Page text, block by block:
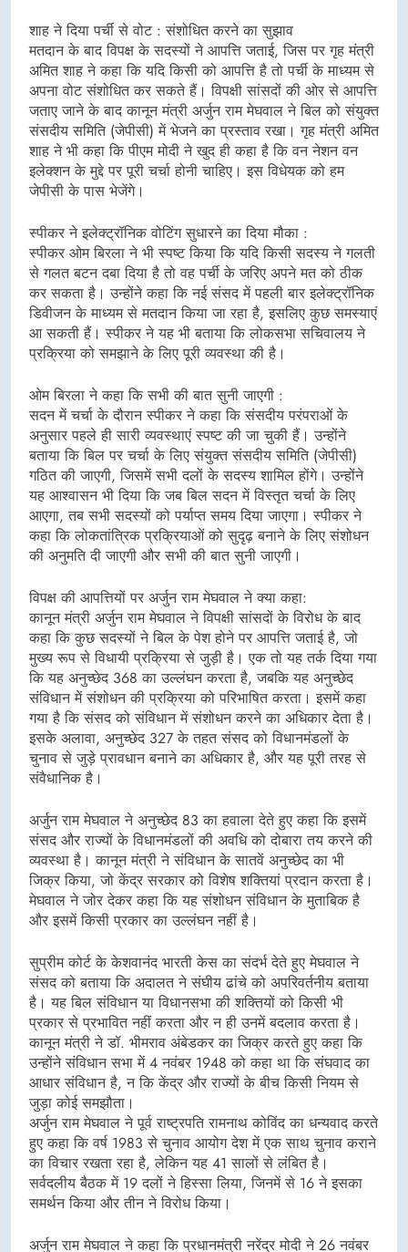
शाह ने दिया पर्ची से वोट : संशोधित करने का सुझाव
मतदान के बाद विपक्ष के सदस्यों ने आपत्ति जताई, जिस पर गृह मंत्री
अमित शाह ने कहा कि यदि किसी को आपत्ति है तो पर्ची के माध्यम से
अपना वोट संशोधित कर सकते हैं। विपक्षी सांसदों की ओर से आपत्ति
जताए जाने के बाद कानून मंत्री अर्जुन राम मेघवाल ने बिल को संयुक्त
संसदीय समिति (जेपीसी) में भेजने का प्रस्ताव रखा। गृह मंत्री अमित
शाह ने भी कहा कि पीएम मोदी ने खुद ही कहा है कि वन नेशन वन
इलेक्शन के मुद्दे पर पूरी चर्चा होनी चाहिए। इस विधेयक को हम
जेपीसी के पास भेजेंगे।
स्पीकर ने इलेक्ट्रॉनिक वोटिंग सुधारने का दिया मौका :
स्पीकर ओम बिरला ने भी स्पष्ट किया कि यदि किसी सदस्य ने गलती
से गलत बटन दबा दिया है तो वह पर्ची के जरिए अपने मत को ठीक
कर सकता है। उन्होंने कहा कि नई संसद में पहली बार इलेक्ट्रॉनिक
डिवीजन के माध्यम से मतदान किया जा रहा है, इसलिए कुछ समस्याएं
आ सकती हैं। स्पीकर ने यह भी बताया कि लोकसभा सचिवालय ने
प्रक्रिया को समझाने के लिए पूरी व्यवस्था की है।
ओम बिरला ने कहा कि सभी की बात सुनी जाएगी :
सदन में चर्चा के दौरान स्पीकर ने कहा कि संसदीय परंपराओं के
अनुसार पहले ही सारी व्यवस्थाएं स्पष्ट की जा चुकी हैं। उन्होंने
बताया कि बिल पर चर्चा के लिए संयुक्त संसदीय समिति (जेपीसी)
गठित की जाएगी, जिसमें सभी दलों के सदस्य शामिल होंगे। उन्होंने
यह आश्वासन भी दिया कि जब बिल सदन में विस्तृत चर्चा के लिए
आएगा, तब सभी सदस्यों को पर्याप्त समय दिया जाएगा। स्पीकर ने
कहा कि लोकतांत्रिक प्रक्रियाओं को सुदृढ़ बनाने के लिए संशोधन
की अनुमति दी जाएगी और सभी की बात सुनी जाएगी।
विपक्ष की आपत्तियों पर अर्जुन राम मेघवाल ने क्या कहा:
कानून मंत्री अर्जुन राम मेघवाल ने विपक्षी सांसदों के विरोध के बाद
कहा कि कुछ सदस्यों ने बिल के पेश होने पर आपत्ति जताई है, जो
मुख्य रूप से विधायी प्रक्रिया से जुड़ी है। एक तो यह तर्क दिया गया
कि यह अनुच्छेद 368 का उल्लंघन करता है, जबकि यह अनुच्छेद
संविधान में संशोधन की प्रक्रिया को परिभाषित करता। इसमें कहा
गया है कि संसद को संविधान में संशोधन करने का अधिकार देता है।
इसके अलावा, अनुच्छेद 327 के तहत संसद को विधानमंडलों के
चुनाव से जुड़े प्रावधान बनाने का अधिकार है, और यह पूरी तरह से
संवैधानिक है।
अर्जुन राम मेघवाल ने अनुच्छेद 83 का हवाला देते हुए कहा कि इसमें
संसद और राज्यों के विधानमंडलों की अवधि को दोबारा तय करने की
व्यवस्था है। कानून मंत्री ने संविधान के सातवें अनुच्छेद का भी
जिक्र किया, जो केंद्र सरकार को विशेष शक्तियां प्रदान करता है।
मेघवाल ने जोर देकर कहा कि यह संशोधन संविधान के मुताबिक है
और इसमें किसी प्रकार का उल्लंघन नहीं है।
सुप्रीम कोर्ट के केशवानंद भारती केस का संदर्भ देते हुए मेघवाल ने
संसद को बताया कि अदालत ने संघीय ढांचे को अपरिवर्तनीय बताया
है। यह बिल संविधान या विधानसभा की शक्तियों को किसी भी
प्रकार से प्रभावित नहीं करता और न ही उनमें बदलाव करता है।
कानून मंत्री ने डॉ. भीमराव अंबेडकर का जिक्र करते हुए कहा कि
उन्होंने संविधान सभा में 4 नवंबर 1948 को कहा था कि संघवाद का
आधार संविधान है, न कि केंद्र और राज्यों के बीच किसी नियम से
जुड़ा कोई समझौता।
अर्जुन राम मेघवाल ने पूर्व राष्ट्रपति रामनाथ कोविंद का धन्यवाद करते
हुए कहा कि वर्ष 1983 से चुनाव आयोग देश में एक साथ चुनाव कराने
का विचार रखता रहा है, लेकिन यह 41 सालों से लंबित है।
सर्वदलीय बैठक में 19 दलों ने हिस्सा लिया, जिनमें से 16 ने इसका
समर्थन किया और तीन ने विरोध किया।
अर्जुन राम मेघवाल ने कहा कि प्रधानमंत्री नरेंद्र मोदी ने 26 नवंबर